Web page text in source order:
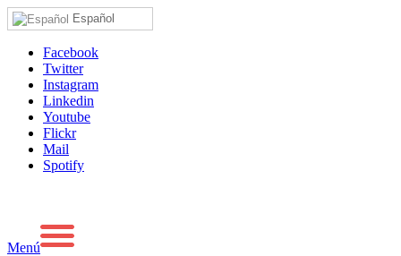
Español
Facebook
Twitter
Instagram
Linkedin
Youtube
Flickr
Mail
Spotify
Menú